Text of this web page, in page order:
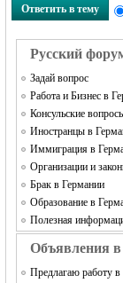
Ответить в тему
Русский
Задай вопрос
Работа и Бизнес в
Консульские
Иностранцы в
Иммиграция в
Организации и
Брак в Германии
Образование в
Полезная
Объявления
Предлагаю работу